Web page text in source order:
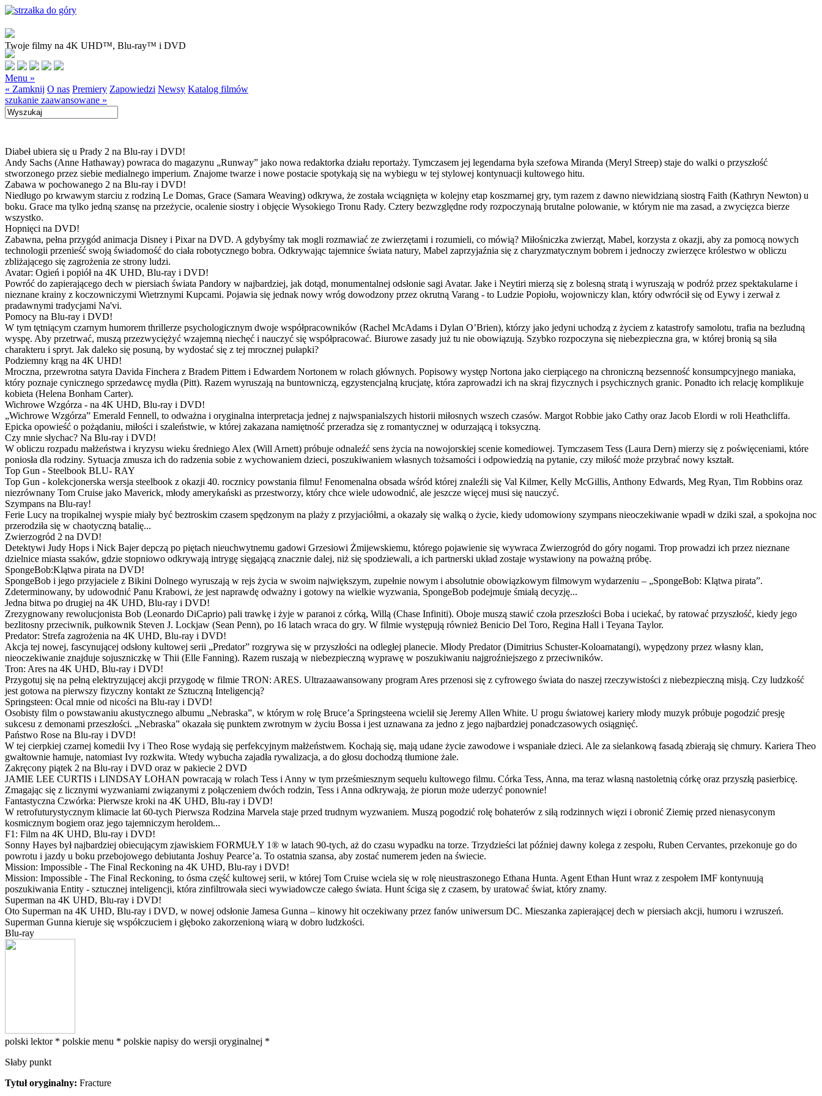
Twoje filmy na 4K UHD™, Blu-ray™ i DVD
Menu »
« Zamknij O nas Premiery Zapowiedzi Newsy Katalog filmów
szukanie zaawansowane »
Diabeł ubiera się u Prady 2 na Blu-ray i DVD!
Andy Sachs (Anne Hathaway) powraca do magazynu „Runway” jako nowa redaktorka działu reportaży. Tymczasem jej legendarna była szefowa Miranda (Meryl Streep) staje do walki o przyszłość
stworzonego przez siebie medialnego imperium. Znajome twarze i nowe postacie spotykają się na wybiegu w tej stylowej kontynuacji kultowego hitu.
Zabawa w pochowanego 2 na Blu-ray i DVD!
Niedługo po krwawym starciu z rodziną Le Domas, Grace (Samara Weaving) odkrywa, że została wciągnięta w kolejny etap koszmarnej gry, tym razem z dawno niewidzianą siostrą Faith (Kathryn Newton) u
boku. Grace ma tylko jedną szansę na przeżycie, ocalenie siostry i objęcie Wysokiego Tronu Rady. Cztery bezwzględne rody rozpoczynają brutalne polowanie, w którym nie ma zasad, a zwycięzca bierze
wszystko.
Hopnięci na DVD!
Zabawna, pełna przygód animacja Disney i Pixar na DVD. A gdybyśmy tak mogli rozmawiać ze zwierzętami i rozumieli, co mówią? Miłośniczka zwierząt, Mabel, korzysta z okazji, aby za pomocą nowych
technologii przenieść swoją świadomość do ciała robotycznego bobra. Odkrywając tajemnice świata natury, Mabel zaprzyjaźnia się z charyzmatycznym bobrem i jednoczy zwierzęce królestwo w obliczu
zbliżającego się zagrożenia ze strony ludzi.
Avatar: Ogień i popiół na 4K UHD, Blu-ray i DVD!
Powróć do zapierającego dech w piersiach świata Pandory w najbardziej, jak dotąd, monumentalnej odsłonie sagi Avatar. Jake i Neytiri mierzą się z bolesną stratą i wyruszają w podróż przez spektakularne i
nieznane krainy z koczowniczymi Wietrznymi Kupcami. Pojawia się jednak nowy wróg dowodzony przez okrutną Varang - to Ludzie Popiołu, wojowniczy klan, który odwrócił się od Eywy i zerwał z
pradawnymi tradycjami Na'vi.
Pomocy na Blu-ray i DVD!
W tym tętniącym czarnym humorem thrillerze psychologicznym dwoje współpracowników (Rachel McAdams i Dylan O’Brien), którzy jako jedyni uchodzą z życiem z katastrofy samolotu, trafia na bezludną
wyspę. Aby przetrwać, muszą przezwyciężyć wzajemną niechęć i nauczyć się współpracować. Biurowe zasady już tu nie obowiązują. Szybko rozpoczyna się niebezpieczna gra, w której bronią są siła
charakteru i spryt. Jak daleko się posuną, by wydostać się z tej mrocznej pułapki?
Podziemny krąg na 4K UHD!
Mroczna, przewrotna satyra Davida Finchera z Bradem Pittem i Edwardem Nortonem w rolach głównych. Popisowy występ Nortona jako cierpiącego na chroniczną bezsenność konsumpcyjnego maniaka,
który poznaje cynicznego sprzedawcę mydła (Pitt). Razem wyruszają na buntowniczą, egzystencjalną krucjatę, która zaprowadzi ich na skraj fizycznych i psychicznych granic. Ponadto ich relację komplikuje
kobieta (Helena Bonham Carter).
Wichrowe Wzgórza - na 4K UHD, Blu-ray i DVD!
„Wichrowe Wzgórza” Emerald Fennell, to odważna i oryginalna interpretacja jednej z najwspanialszych historii miłosnych wszech czasów. Margot Robbie jako Cathy oraz Jacob Elordi w roli Heathcliffa.
Epicka opowieść o pożądaniu, miłości i szaleństwie, w której zakazana namiętność przeradza się z romantycznej w odurzającą i toksyczną.
Czy mnie słychac? Na Blu-ray i DVD!
W obliczu rozpadu małżeństwa i kryzysu wieku średniego Alex (Will Arnett) próbuje odnaleźć sens życia na nowojorskiej scenie komediowej. Tymczasem Tess (Laura Dern) mierzy się z poświęceniami, które
poniosła dla rodziny. Sytuacja zmusza ich do radzenia sobie z wychowaniem dzieci, poszukiwaniem własnych tożsamości i odpowiedzią na pytanie, czy miłość może przybrać nowy kształt.
Top Gun - Steelbook BLU- RAY
Top Gun - kolekcjonerska wersja steelbook z okazji 40. rocznicy powstania filmu! Fenomenalna obsada wśród której znaleźli się Val Kilmer, Kelly McGillis, Anthony Edwards, Meg Ryan, Tim Robbins oraz
niezrównany Tom Cruise jako Maverick, młody amerykański as przestworzy, który chce wiele udowodnić, ale jeszcze więcej musi się nauczyć.
Szympans na Blu-ray!
Ferie Lucy na tropikalnej wyspie miały być beztroskim czasem spędzonym na plaży z przyjaciółmi, a okazały się walką o życie, kiedy udomowiony szympans nieoczekiwanie wpadł w dziki szał, a spokojna noc
przerodziła się w chaotyczną batalię...
Zwierzogród 2 na DVD!
Detektywi Judy Hops i Nick Bajer depczą po piętach nieuchwytnemu gadowi Grzesiowi Żmijewskiemu, którego pojawienie się wywraca Zwierzogród do góry nogami. Trop prowadzi ich przez nieznane
dzielnice miasta ssaków, gdzie stopniowo odkrywają intrygę sięgającą znacznie dalej, niż się spodziewali, a ich partnerski układ zostaje wystawiony na poważną próbę.
SpongeBob:Klątwa pirata na DVD!
SpongeBob i jego przyjaciele z Bikini Dolnego wyruszają w rejs życia w swoim największym, zupełnie nowym i absolutnie obowiązkowym filmowym wydarzeniu – „SpongeBob: Klątwa pirata”.
Zdeterminowany, by udowodnić Panu Krabowi, że jest naprawdę odważny i gotowy na wielkie wyzwania, SpongeBob podejmuje śmiałą decyzję...
Jedna bitwa po drugiej na 4K UHD, Blu-ray i DVD!
Zrezygnowany rewolucjonista Bob (Leonardo DiCaprio) pali trawkę i żyje w paranoi z córką, Willą (Chase Infiniti). Oboje muszą stawić czoła przeszłości Boba i uciekać, by ratować przyszłość, kiedy jego
bezlitosny przeciwnik, pułkownik Steven J. Lockjaw (Sean Penn), po 16 latach wraca do gry. W filmie występują również Benicio Del Toro, Regina Hall i Teyana Taylor.
Predator: Strefa zagrożenia na 4K UHD, Blu-ray i DVD!
Akcja tej nowej, fascynującej odsłony kultowej serii „Predator” rozgrywa się w przyszłości na odległej planecie. Młody Predator (Dimitrius Schuster-Koloamatangi), wypędzony przez własny klan,
nieoczekiwanie znajduje sojuszniczkę w Thii (Elle Fanning). Razem ruszają w niebezpieczną wyprawę w poszukiwaniu najgroźniejszego z przeciwników.
Tron: Ares na 4K UHD, Blu-ray i DVD!
Przygotuj się na pełną elektryzującej akcji przygodę w filmie TRON: ARES. Ultrazaawansowany program Ares przenosi się z cyfrowego świata do naszej rzeczywistości z niebezpieczną misją. Czy ludzkość
jest gotowa na pierwszy fizyczny kontakt ze Sztuczną Inteligencją?
Springsteen: Ocal mnie od nicości na Blu-ray i DVD!
Osobisty film o powstawaniu akustycznego albumu „Nebraska”, w którym w rolę Bruce’a Springsteena wcielił się Jeremy Allen White. U progu światowej kariery młody muzyk próbuje pogodzić presję
sukcesu z demonami przeszłości. „Nebraska” okazała się punktem zwrotnym w życiu Bossa i jest uznawana za jedno z jego najbardziej ponadczasowych osiągnięć.
Państwo Rose na Blu-ray i DVD!
W tej cierpkiej czarnej komedii Ivy i Theo Rose wydają się perfekcyjnym małżeństwem. Kochają się, mają udane życie zawodowe i wspaniałe dzieci. Ale za sielankową fasadą zbierają się chmury. Kariera Theo
gwałtownie hamuje, natomiast Ivy rozkwita. Wtedy wybucha zajadła rywalizacja, a do głosu dochodzą tłumione żale.
Zakręcony piątek 2 na Blu-ray i DVD oraz w pakiecie 2 DVD
JAMIE LEE CURTIS i LINDSAY LOHAN powracają w rolach Tess i Anny w tym prześmiesznym sequelu kultowego filmu. Córka Tess, Anna, ma teraz własną nastoletnią córkę oraz przyszłą pasierbicę.
Zmagając się z licznymi wyzwaniami związanymi z połączeniem dwóch rodzin, Tess i Anna odkrywają, że piorun może uderzyć ponownie!
Fantastyczna Czwórka: Pierwsze kroki na 4K UHD, Blu-ray i DVD!
W retrofuturystycznym klimacie lat 60-tych Pierwsza Rodzina Marvela staje przed trudnym wyzwaniem. Muszą pogodzić rolę bohaterów z siłą rodzinnych więzi i obronić Ziemię przed nienasyconym
kosmicznym bogiem oraz jego tajemniczym heroldem...
F1: Film na 4K UHD, Blu-ray i DVD!
Sonny Hayes był najbardziej obiecującym zjawiskiem FORMUŁY 1® w latach 90-tych, aż do czasu wypadku na torze. Trzydzieści lat później dawny kolega z zespołu, Ruben Cervantes, przekonuje go do
powrotu i jazdy u boku przebojowego debiutanta Joshuy Pearce’a. To ostatnia szansa, aby zostać numerem jeden na świecie.
Mission: Impossible - The Final Reckoning na 4K UHD, Blu-ray i DVD!
Mission: Impossible - The Final Reckoning, to ósma część kultowej serii, w której Tom Cruise wciela się w rolę nieustraszonego Ethana Hunta. Agent Ethan Hunt wraz z zespołem IMF kontynuują
poszukiwania Entity - sztucznej inteligencji, która zinfiltrowała sieci wywiadowcze całego świata. Hunt ściga się z czasem, by uratować świat, który znamy.
Superman na 4K UHD, Blu-ray i DVD!
Oto Superman na 4K UHD, Blu-ray i DVD, w nowej odsłonie Jamesa Gunna – kinowy hit oczekiwany przez fanów uniwersum DC. Mieszanka zapierającej dech w piersiach akcji, humoru i wzruszeń.
Superman Gunna kieruje się współczuciem i głęboko zakorzenioną wiarą w dobro ludzkości.
Blu-ray
polski lektor * polskie menu * polskie napisy do wersji oryginalnej *
Słaby punkt
Tytuł oryginalny: Fracture